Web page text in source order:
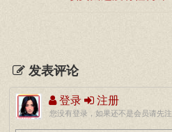
发表评论
登录 注册
您没有登录，如果还不是会员请先